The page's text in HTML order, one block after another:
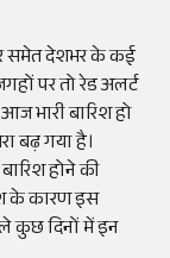
समेत देशभर के कई
पर तो रेड अलर्ट
आज भारी बारिश हो
बढ़ गया है।
होने की
के कारण इस
कुछ दिनों में इन